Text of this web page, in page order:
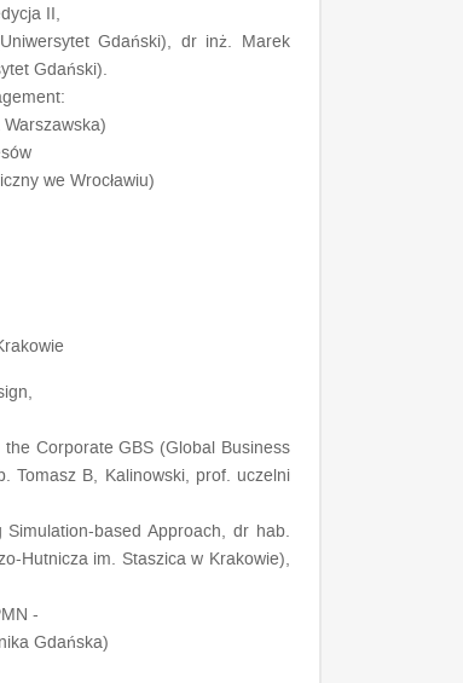
II,
Gdański), dr inż. Marek
Gdański).
we Wrocławiu)
,
Corporate GBS (Global Business
Tomasz B, Kalinowski, prof. uczelni
based Approach, dr hab.
Hutnicza im. Staszica w Krakowie),
-
Gdańska)